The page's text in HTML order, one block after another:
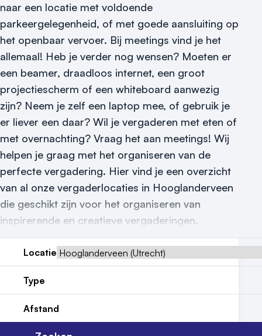
Locatiegids
Meld locatie aan
Nieuws
Reviews (5⭐️)
Contact
naar een locatie met voldoende
parkeergelegenheid, of met goede aansluiting op
het openbaar vervoer. Bij meetings vind je het
allemaal! Heb je verder nog wensen? Moeten er
een beamer, draadloos internet, een groot
projectiescherm of een whiteboard aanwezig
zijn? Neem je zelf een laptop mee, of gebruik je
er liever een daar? Wil je vergaderen met eten of
met overnachting? Vraag het aan meetings! Wij
helpen je graag met het organiseren van de
perfecte vergadering. Hier vind je een overzicht
van al onze vergaderlocaties in Hooglanderveen
die geschikt zijn voor het organiseren van
inspirerende en creatieve vergaderingen.
Locatie
Type
Afstand